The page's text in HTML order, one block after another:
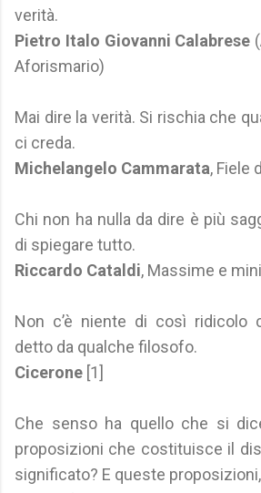
verità.
Pietro Italo Giovanni Calabrese
Aforismario)
Mai dire la verità. Si rischia che
ci creda.
Michelangelo Cammarata, Fiele
Chi non ha nulla da dire è più
di spiegare tutto.
Riccardo Cataldi, Massime e
Non c’è niente di così ridicolo
detto da qualche filosofo.
Cicerone [1]
Che senso ha quello che si
proposizioni che costituisce il
significato? E queste